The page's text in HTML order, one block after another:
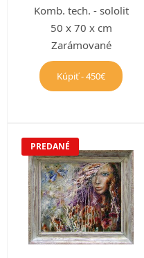
Komb. tech. - sololit
50 x 70 x cm
Zarámované
Kúpiť - 450€
PREDANÉ